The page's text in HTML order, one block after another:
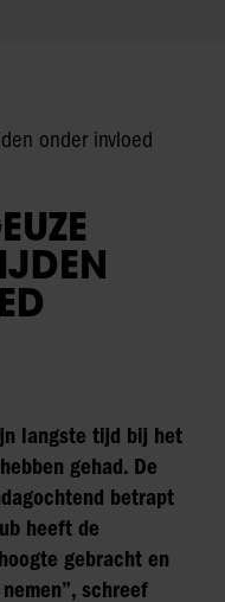
onder invloed
langste tijd bij het
gehad. De
betrapt
heeft de
gebracht en
schreef